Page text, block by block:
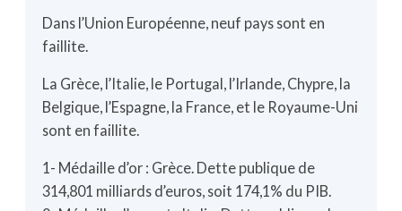
Dans l’Union Européenne, neuf pays sont en
faillite.
La Grèce, l’Italie, le Portugal, l’Irlande, Chypre, la
Belgique, l’Espagne, la France, et le Royaume-Uni
sont en faillite.
1- Médaille d’or : Grèce. Dette publique de
314,801 milliards d’euros, soit 174,1% du PIB.